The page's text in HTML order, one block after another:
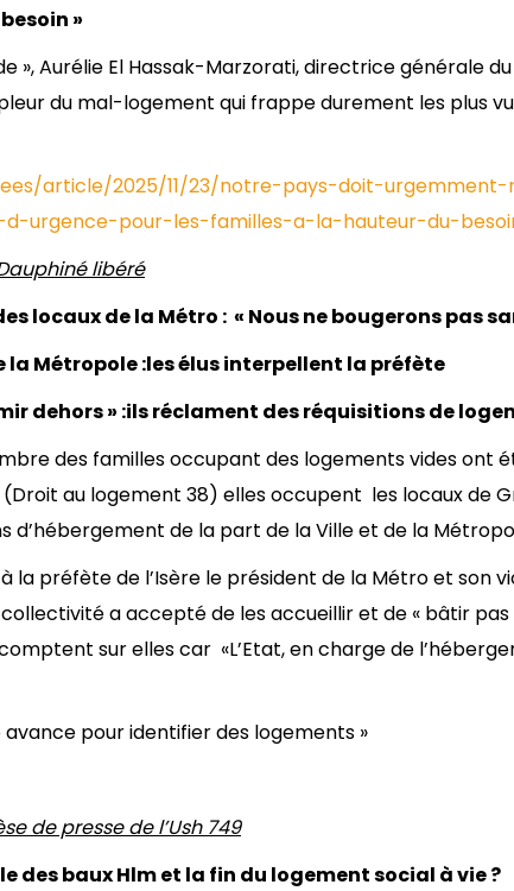
»
», Aurélie El Hassak-Marzorati, directrice générale
du mal-logement qui frappe durement les plus
article/2025/11/23/notre-pays-doit-
urgence-pour-les-familles-a-la-hauteur-du-
libéré
locaux de la Métro : « Nous ne bougerons pas
la Métropole :les élus interpellent la préfète
dehors » :ils réclament des réquisitions de
des familles occupant des logements vides ont
(Droit au logement 38) elles occupent les locaux de
d’hébergement de la part de la Ville et de la
la préfète de l’Isère le président de la Métro et son
a accepté de les accueillir et de « bâtir pas
sur elles car «L’Etat, en charge de
avance pour identifier des logements »
de presse de l’Ush 749
des baux Hlm et la fin du logement social à